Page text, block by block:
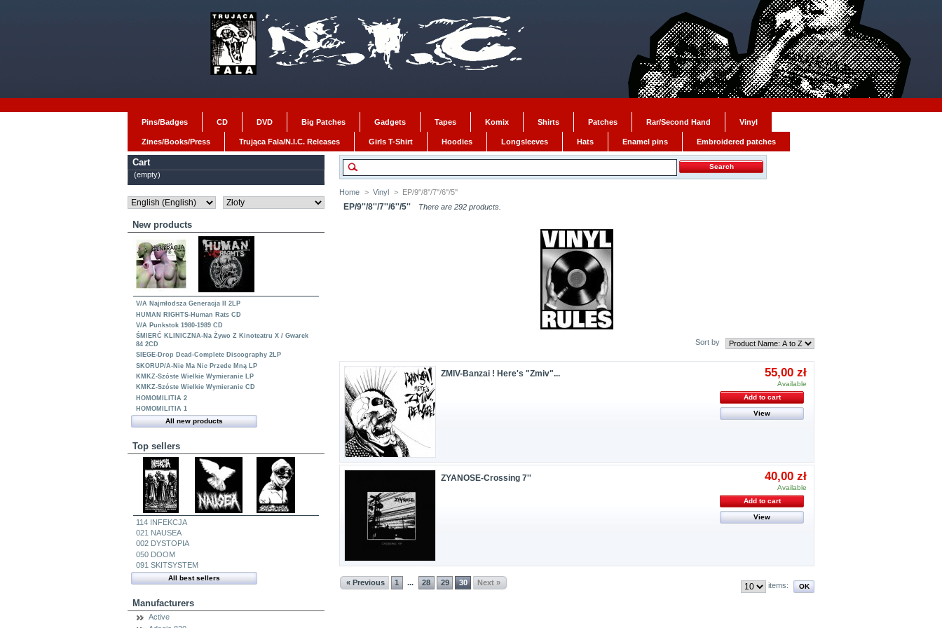
Pins/Badges CD DVD Big Patches Gadgets Tapes Komix Shirts Patches Rar/Second Hand Vinyl
Zines/Books/Press Trująca Fala/N.I.C. Releases Girls T-Shirt Hoodies Longsleeves Hats Enamel pins Embroidered patches
Cart
(empty)
New products
V/A Najmłodsza Generacja II 2LP
HUMAN RIGHTS-Human Rats CD
V/A Punkstok 1980-1989 CD
ŚMIERĆ KLINICZNA-Na Żywo Z Kinoteatru X / Gwarek
84 2CD
SIEGE-Drop Dead-Complete Discography 2LP
SKORUP/A-Nie Ma Nic Przede Mną LP
KMKZ-Szóste Wielkie Wymieranie LP
KMKZ-Szóste Wielkie Wymieranie CD
HOMOMILITIA 2
HOMOMILITIA 1
All new products
Top sellers
114 INFEKCJA
021 NAUSEA
002 DYSTOPIA
050 DOOM
091 SKITSYSTEM
All best sellers
Manufacturers
Active
Home > Vinyl > EP/9''/8''/7''/6''/5''
EP/9''/8''/7''/6''/5'' There are 292 products.
Sort by
ZMIV-Banzai ! Here's "Zmiv"... 55,00 zł
Available
Add to cart
View
ZYANOSE-Crossing 7'' 40,00 zł
Available
Add to cart
View
« Previous 1 ... 28 29 30 Next » items: